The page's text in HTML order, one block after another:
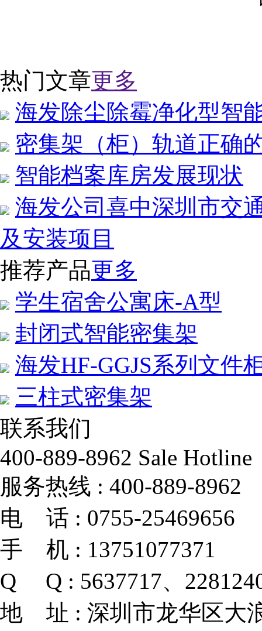
热门文章更多
海发除尘除霉净化型智
密集架（柜）轨道正确
智能档案库房发展现状
海发公司喜中深圳市交
及安装项目
推荐产品更多
学生宿舍公寓床-A型
封闭式智能密集架
海发HF-GGJS系列文件
三柱式密集架
联系我们
400-889-8962 Sale Hotline
服务热线 : 400-889-8962
电 话 : 0755-25469656
手 机 : 13751077371
Q Q : 5637717、
地 址 : 深圳市龙华区大